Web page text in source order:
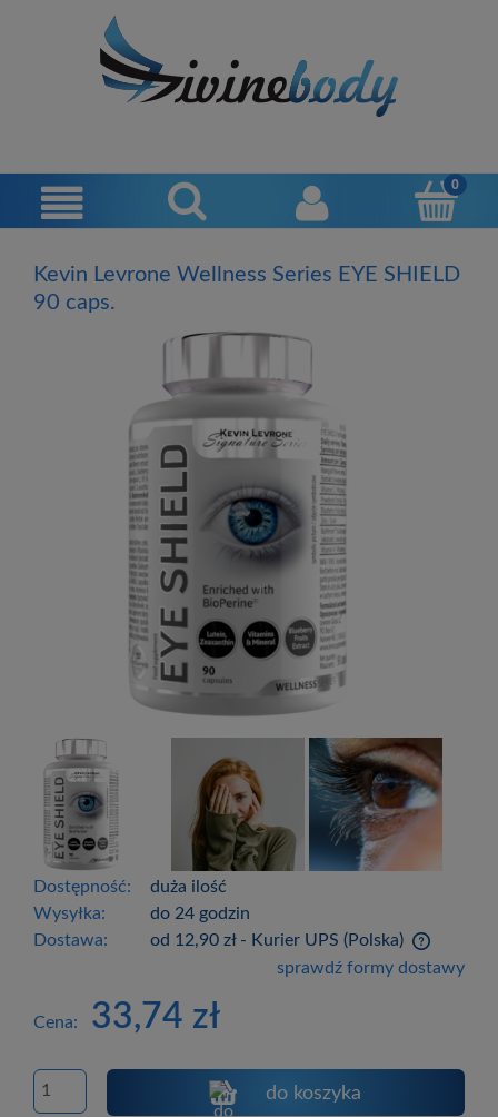
Kevin Levrone Wellness Series EYE SHIELD
90 caps.
Dostępność:
duża ilość
Wysyłka:
do 24 godzin
Dostawa:
od 12,90 zł - Kurier UPS (Polska)
Cena nie zawiera ewentualnych kosztówsprawdź formy dostawy
Cena: 33,74 zł
do koszyka